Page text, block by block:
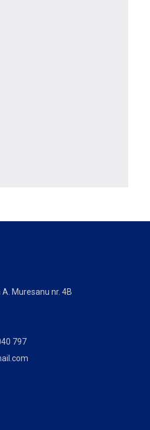
Muresanu nr. 4B
797